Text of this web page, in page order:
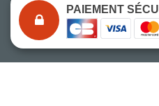
PAIEMENT